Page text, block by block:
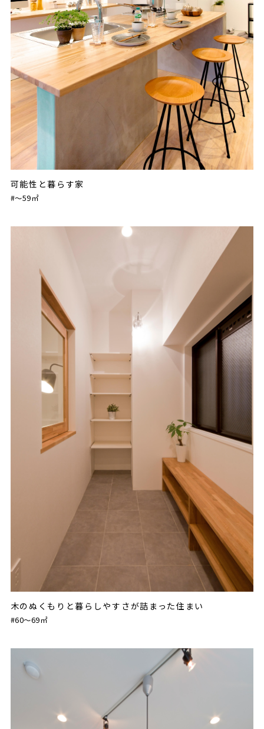
可能性と暮らす家
#〜59㎡
木のぬくもりと暮らしやすさが詰まった住まい
#60〜69㎡